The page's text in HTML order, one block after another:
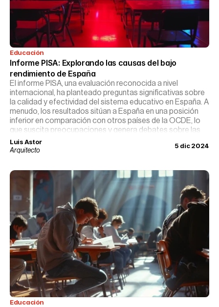
Educación
Informe PISA: Explorando las causas del bajo
rendimiento de España
El informe PISA, una evaluación reconocida a nivel
internacional, ha planteado preguntas significativas sobre
la calidad y efectividad del sistema educativo en España. A
menudo, los resultados sitúan a España en una posición
inferior en comparación con otros países de la OCDE, lo
que suscita preocupaciones y genera debates sobre las
causas subyacentes y las estrategias de mejora. Este
análisis profundiza en la naturaleza del informe PISA,
educativo en el país.
Luis Astor
Arquitecto
5 dic 2024
Educación